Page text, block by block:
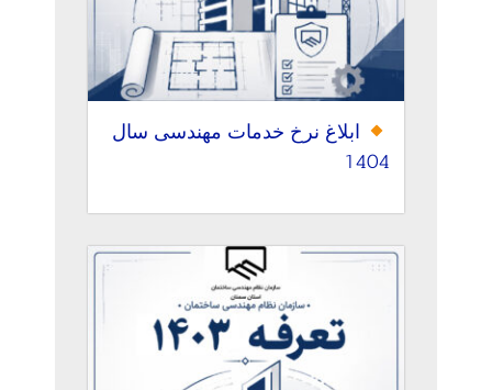
ابلاغ نرخ خدمات مهندسی سال
1404